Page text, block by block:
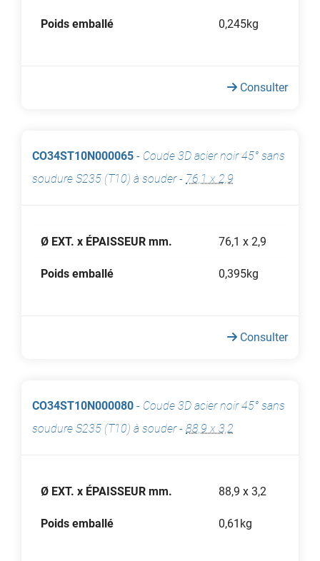
Poids emballé 0,245kg
Consulter
CO34ST10N000065 - Coude 3D acier noir 45° sans
soudure S235 (T10) à souder- 76,1 x 2,9
Ø EXT. x ÉPAISSEUR mm. 76,1 x 2,9
Poids emballé 0,395kg
Consulter
CO34ST10N000080 - Coude 3D acier noir 45° sans
soudure S235 (T10) à souder- 88,9 x 3,2
Ø EXT. x ÉPAISSEUR mm. 88,9 x 3,2
Poids emballé 0,61kg